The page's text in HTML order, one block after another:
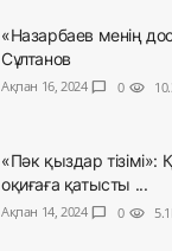
«Назарбаев менің
Сұлтанов
Ақпан 16, 2024 chat_bubble 0 visibility
«Пәк қыздар
оқиғаға қатысты ...
Ақпан 14, 2024 chat_bubble 0 visibility